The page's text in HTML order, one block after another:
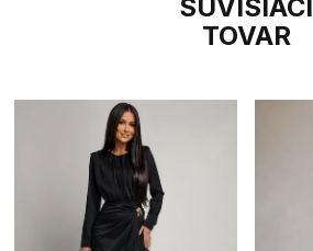
SÚVISIACI
TOVAR